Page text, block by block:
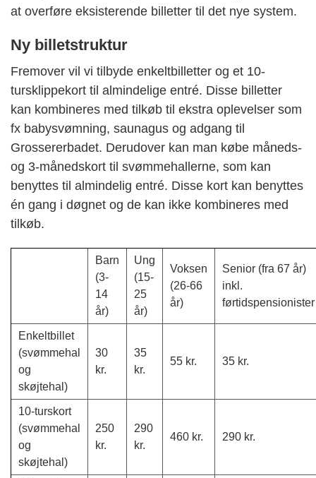
at overføre eksisterende billetter til det nye system.
Ny billetstruktur
Fremover vil vi tilbyde enkeltbilletter og et 10-
tursklippekort til almindelige entré. Disse billetter
kan kombineres med tilkøb til ekstra oplevelser som
fx babysvømning, saunagus og adgang til
Grossererbadet. Derudover kan man købe måneds-
og 3-månedskort til svømmehallerne, som kan
benyttes til almindelig entré. Disse kort kan benyttes
én gang i døgnet og de kan ikke kombineres med
tilkøb.
Barn
(3-
14
år)
Ung
(15-
25
år)
Voksen
(26-66
år)
Senior (fra 67 år)
inkl.
førtidspensionister
Enkeltbillet
(svømmehal
og
skøjtehal)
30
kr.
35
kr.
55 kr. 35 kr.
10-turskort
(svømmehal
og
skøjtehal)
250
kr.
290
kr.
460 kr. 290 kr.